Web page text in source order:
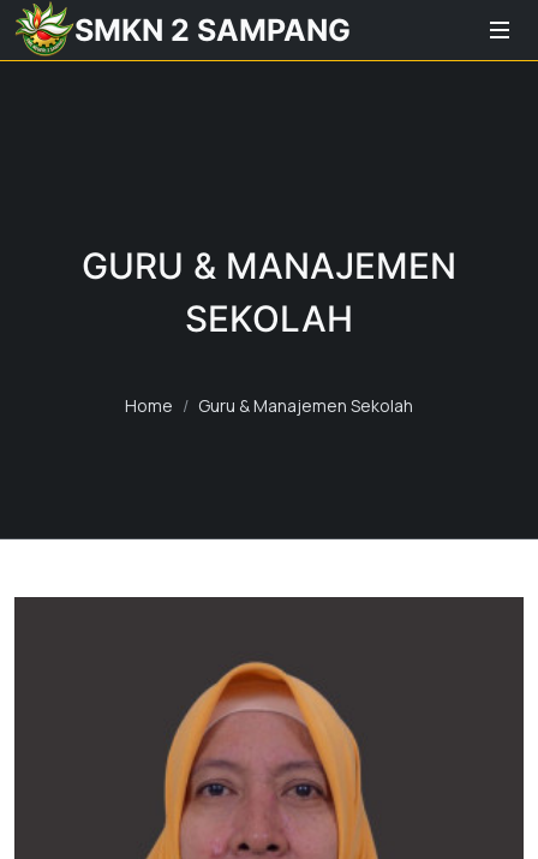
SMKN 2 SAMPANG
GURU & MANAJEMEN
SEKOLAH
Home Guru & Manajemen Sekolah